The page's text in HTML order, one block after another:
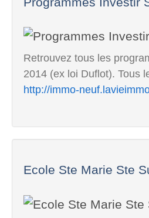
Retrouvez tous les
2014 (ex loi Duflot). Tous
http://immo-
Ecole Ste Marie Ste